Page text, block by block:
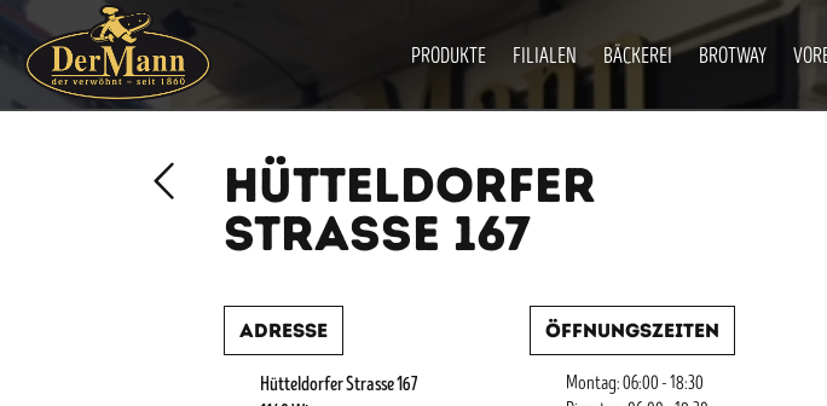
PRODUKTE FILIALEN BÄCKEREI BROTWAY
HÜTTELDORFER
STRASSE 167
Adresse
Hütteldorfer Strasse 167
Öffnungszeiten
Montag: 06:00 - 18:30